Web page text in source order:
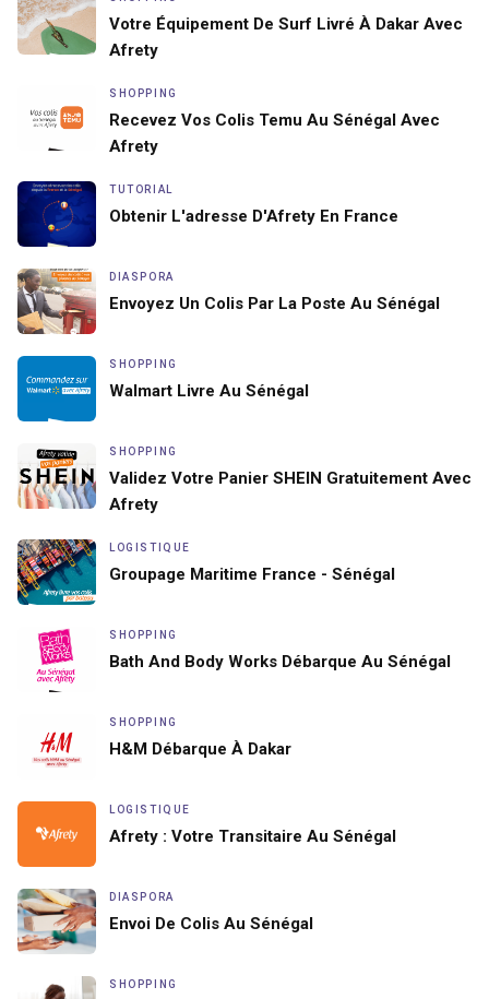
Votre Équipement De Surf Livré À Dakar Avec
Afrety
SHOPPING
Recevez Vos Colis Temu Au Sénégal Avec
Afrety
TUTORIAL
Obtenir L'adresse D'Afrety En France
DIASPORA
Envoyez Un Colis Par La Poste Au Sénégal
SHOPPING
Walmart Livre Au Sénégal
SHOPPING
Validez Votre Panier SHEIN Gratuitement Avec
Afrety
LOGISTIQUE
Groupage Maritime France - Sénégal
SHOPPING
Bath And Body Works Débarque Au Sénégal
SHOPPING
H&M Débarque À Dakar
LOGISTIQUE
Afrety : Votre Transitaire Au Sénégal
DIASPORA
Envoi De Colis Au Sénégal
SHOPPING